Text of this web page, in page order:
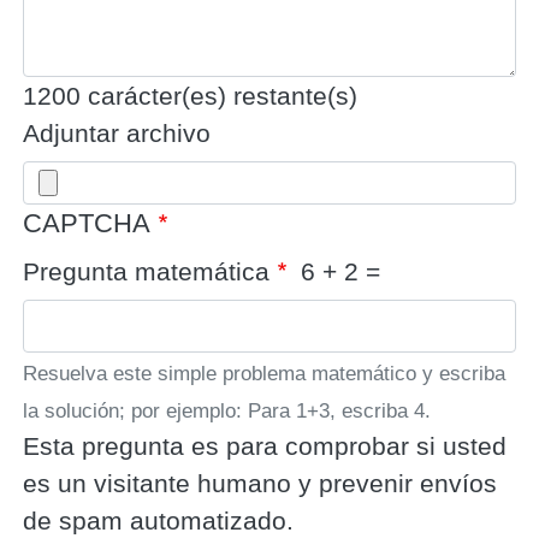
1200 carácter(es) restante(s)
Adjuntar archivo
CAPTCHA
Pregunta matemática 6 + 2 =
Resuelva este simple problema matemático y escriba
la solución; por ejemplo: Para 1+3, escriba 4.
Esta pregunta es para comprobar si usted
es un visitante humano y prevenir envíos
de spam automatizado.